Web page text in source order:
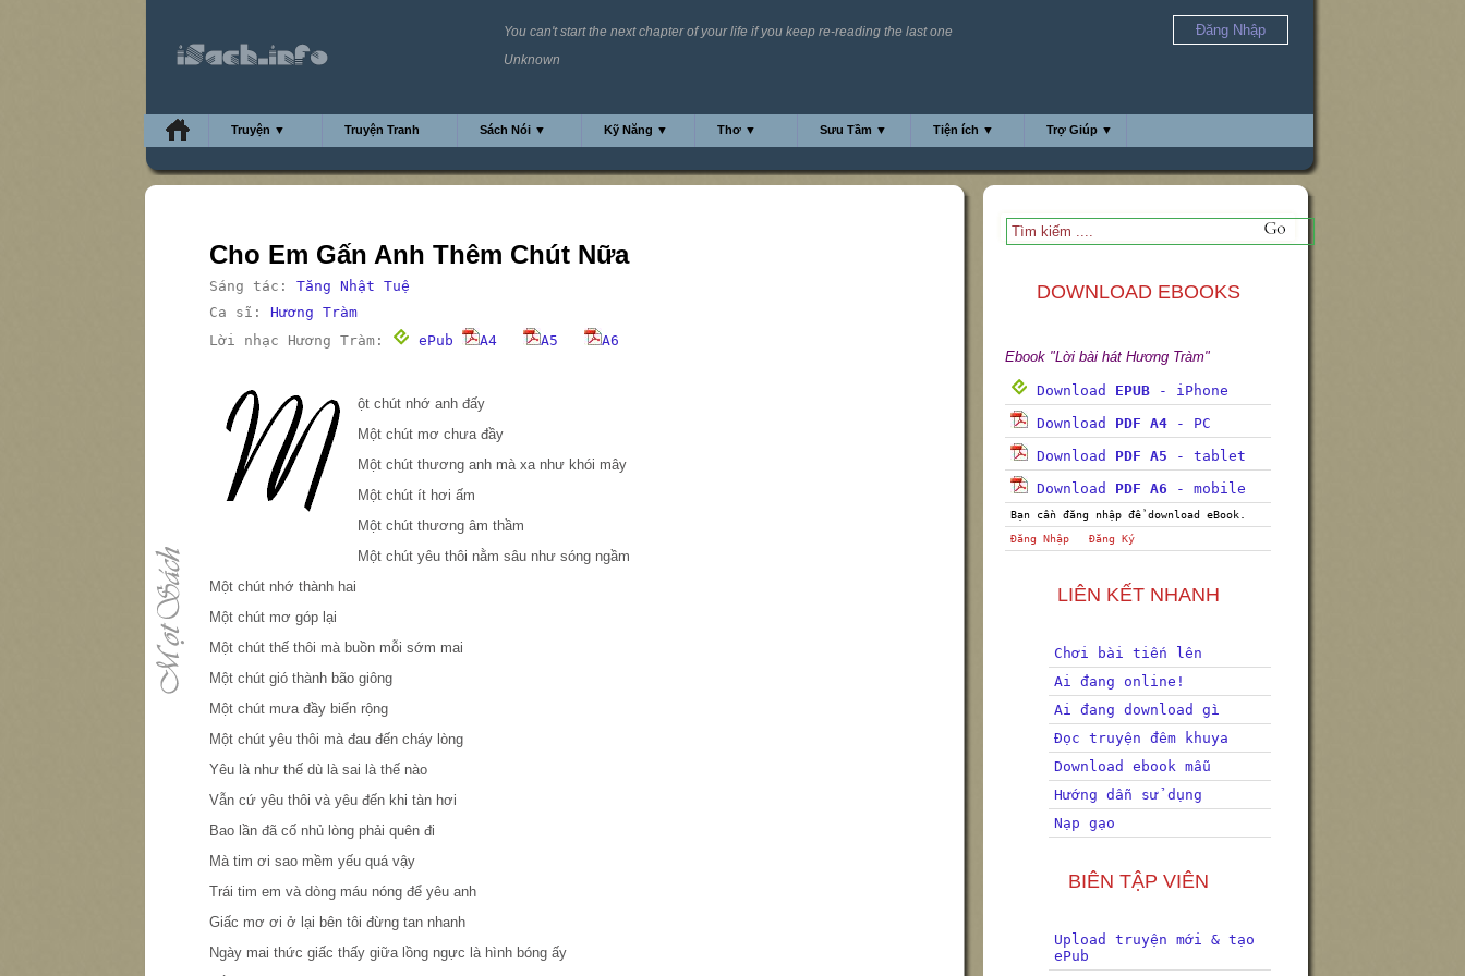
You can't start the next chapter of your life if you keep re-reading the last one
Unknown
Đăng Nhập
Truyện ▼ Truyện Tranh Sách Nói ▼ Kỹ Năng ▼ Thơ ▼ Sưu Tầm ▼ Tiện ích ▼ Trợ Giúp ▼
DOWNLOAD EBOOKS
Ebook "Lời bài hát Hương Tràm"
Download EPUB - iPhone
Download PDF A4 - PC
Download PDF A5 - tablet
Download PDF A6 - mobile
Bạn cần đăng nhập để download eBook.
Đăng Nhập
Đăng Ký
LIÊN KẾT NHANH
Chơi bài tiến lên
Ai đang online!
Ai đang download gì
Đọc truyện đêm khuya
Download ebook mẫu
Hướng dẫn sử dụng
Nạp gạo
BIÊN TẬP VIÊN
Upload truyện mới & tạo
ePub
Cho Em Gấn Anh Thêm Chút Nữa
Sáng tác: Tăng Nhật Tuệ
Ca sĩ: Hương Tràm
Lời nhạc Hương Tràm:
ePub A4 A5 A6
M
ột chút nhớ anh đấy
Một chút mơ chưa đầy
Một chút thương anh mà xa như khói mây
Một chút ít hơi ấm
Một chút thương âm thầm
Một chút yêu thôi nằm sâu như sóng ngầm
Một chút nhớ thành hai
Một chút mơ góp lại
Một chút thế thôi mà buồn mỗi sớm mai
Một chút gió thành bão giông
Một chút mưa đầy biển rộng
Một chút yêu thôi mà đau đến cháy lòng
Yêu là như thế dù là sai là thế nào
Vẫn cứ yêu thôi và yêu đến khi tàn hơi
Bao lần đã cố nhủ lòng phải quên đi
Mà tim ơi sao mềm yếu quá vậy
Trái tim em và dòng máu nóng để yêu anh
Giấc mơ ơi ở lại bên tôi đừng tan nhanh
Ngày mai thức giấc thấy giữa lồng ngực là hình bóng ấy